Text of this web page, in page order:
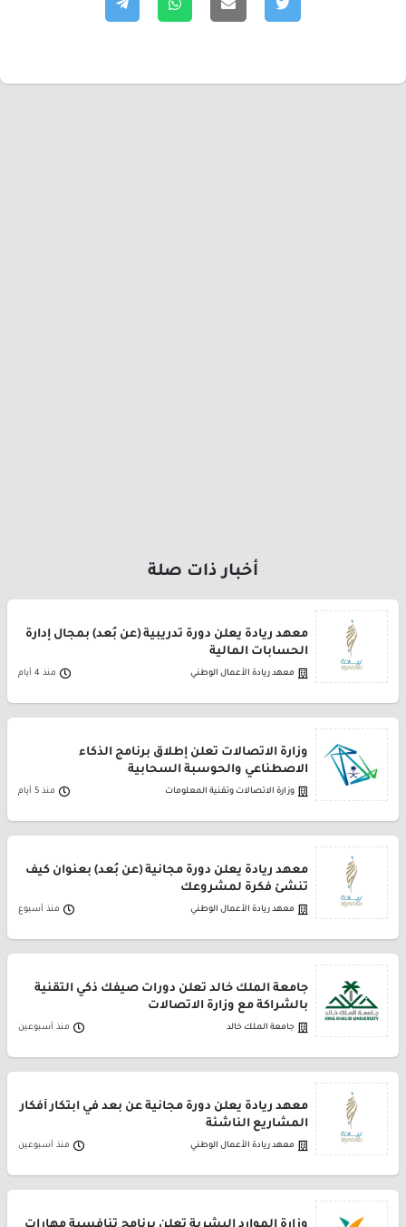
أخبار ذات صلة
معهد ريادة يعلن دورة تدريبية (عن بُعد) بمجال إدارة
الحسابات المالية
معهد ريادة الأعمال الوطني منذ 4 أيام
وزارة الاتصالات تعلن إطلاق برنامج الذكاء
الاصطناعي والحوسبة السحابية
وزارة الاتصالات وتقنية المعلومات منذ 5 أيام
معهد ريادة يعلن دورة مجانية (عن بُعد) بعنوان كيف
تنشئ فكرة لمشروعك
معهد ريادة الأعمال الوطني منذ أسبوع
جامعة الملك خالد تعلن دورات صيفك ذكي التقنية
بالشراكة مع وزارة الاتصالات
جامعة الملك خالد منذ أسبوعين
معهد ريادة يعلن دورة مجانية عن بعد في ابتكار أفكار
المشاريع الناشئة
معهد ريادة الأعمال الوطني منذ أسبوعين